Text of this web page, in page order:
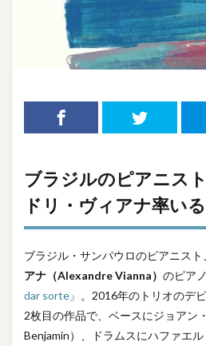
ブラジルのピアニス
ドリ・ヴィアナ率い
ブラジル・サンパウロのピアニスト
アナ（Alexandre Vianna） のピア
dar sorte』 。2016年のトリオのデ
2枚目の作品で、ベースにジョアン
Benjamin）、ドラムスにハファエ